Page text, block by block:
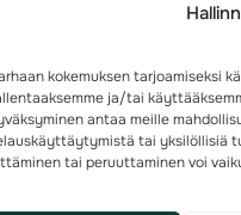
kokemuksen tarjoamiseksi
ja/tai
antaa meille
tai yksilöllisiä
tai peruuttaminen voi